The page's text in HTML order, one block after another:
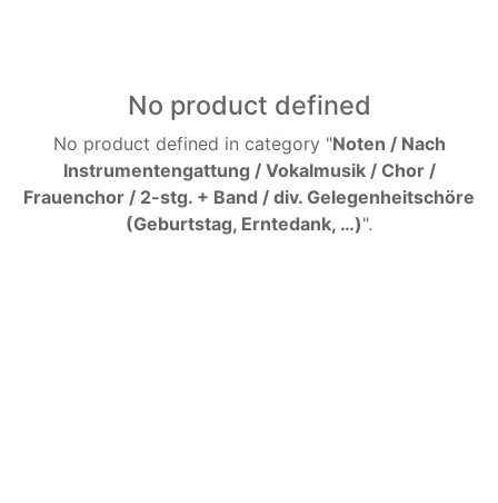
No product defined
No product defined in category "Noten / Nach
Instrumentengattung / Vokalmusik / Chor /
Frauenchor / 2-stg. + Band / div. Gelegenheitschöre
(Geburtstag, Erntedank, …)".